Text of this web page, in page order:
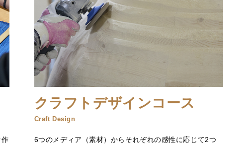
クラフトデザインコース
Craft Design
6つのメディア（素材）からそれぞれの感性に応じて2つ